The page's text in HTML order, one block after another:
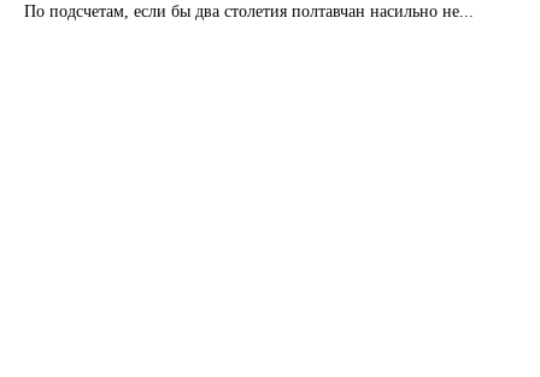
По подсчетам, если бы два столетия полтавчан насильно не...